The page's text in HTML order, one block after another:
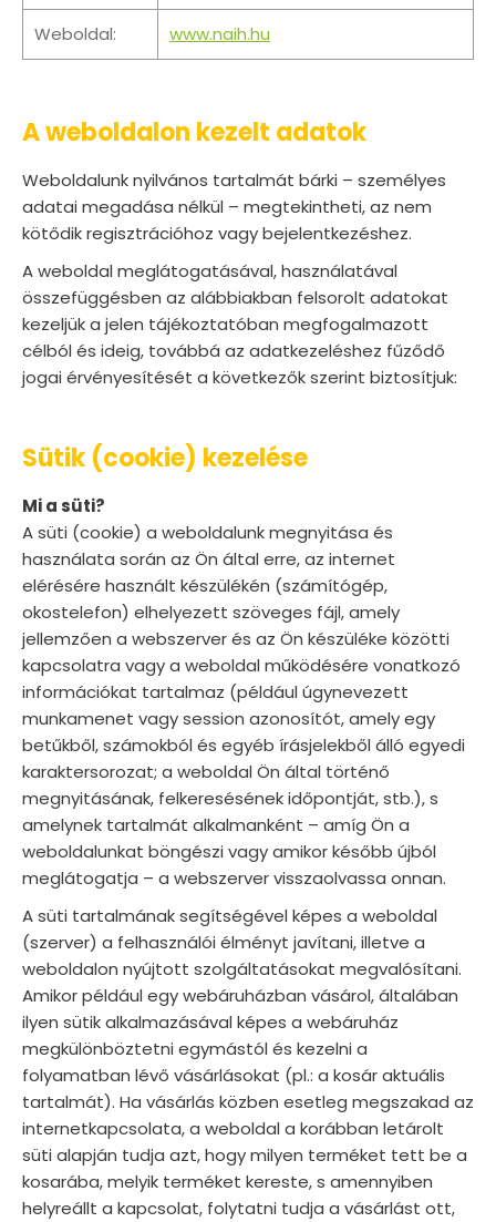
Weboldal: www.naih.hu
A weboldalon kezelt adatok
Weboldalunk nyilvános tartalmát bárki – személyes
adatai megadása nélkül – megtekintheti, az nem
kötődik regisztrációhoz vagy bejelentkezéshez.
A weboldal meglátogatásával, használatával
összefüggésben az alábbiakban felsorolt adatokat
kezeljük a jelen tájékoztatóban megfogalmazott
célból és ideig, továbbá az adatkezeléshez fűződő
jogai érvényesítését a következők szerint biztosítjuk:
Sütik (cookie) kezelése
Mi a süti?
A süti (cookie) a weboldalunk megnyitása és
használata során az Ön által erre, az internet
elérésére használt készülékén (számítógép,
okostelefon) elhelyezett szöveges fájl, amely
jellemzően a webszerver és az Ön készüléke közötti
kapcsolatra vagy a weboldal működésére vonatkozó
információkat tartalmaz (például úgynevezett
munkamenet vagy session azonosítót, amely egy
betűkből, számokból és egyéb írásjelekből álló egyedi
karaktersorozat; a weboldal Ön által történő
megnyitásának, felkeresésének időpontját, stb.), s
amelynek tartalmát alkalmanként – amíg Ön a
weboldalunkat böngészi vagy amikor később újból
meglátogatja – a webszerver visszaolvassa onnan.
A süti tartalmának segítségével képes a weboldal
(szerver) a felhasználói élményt javítani, illetve a
weboldalon nyújtott szolgáltatásokat megvalósítani.
Amikor például egy webáruházban vásárol, általában
ilyen sütik alkalmazásával képes a webáruház
megkülönböztetni egymástól és kezelni a
folyamatban lévő vásárlásokat (pl.: a kosár aktuális
tartalmát). Ha vásárlás közben esetleg megszakad az
internetkapcsolata, a weboldal a korábban letárolt
süti alapján tudja azt, hogy milyen terméket tett be a
kosarába, melyik terméket kereste, s amennyiben
helyreállt a kapcsolat, folytatni tudja a vásárlást ott,